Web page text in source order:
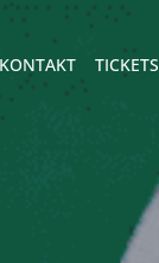
KONTAKT TICKETS